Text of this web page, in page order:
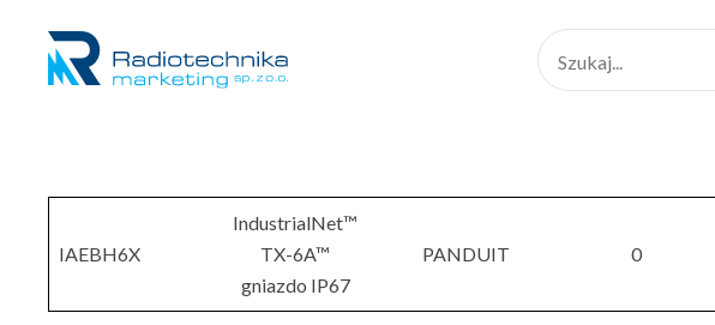
IAEBH6X
IndustrialNet™
TX-6A™
gniazdo IP67
PANDUIT 0